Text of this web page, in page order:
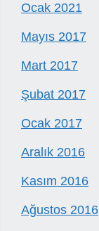
Ocak 2021
Mayıs 2017
Mart 2017
Şubat 2017
Ocak 2017
Aralık 2016
Kasım 2016
Ağustos 2016